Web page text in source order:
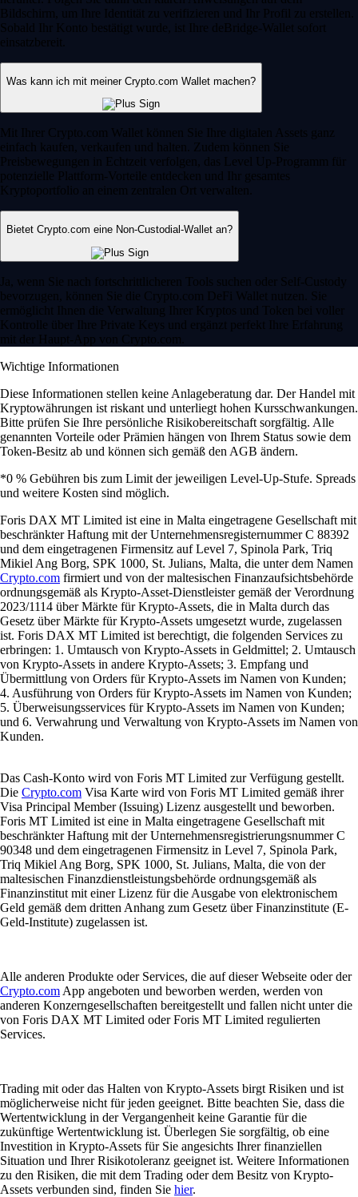
Bildschirm, um Ihre Identität zu verifizieren und Ihr Profil zu erstellen.
Sobald Ihr Konto bestätigt wurde, ist Ihre deBridge-Wallet sofort
einsatzbereit.
Was kann ich mit meiner Crypto.com Wallet machen?
Mit Ihrer Crypto.com Wallet können Sie Ihre digitalen Assets ganz
einfach kaufen, verkaufen und halten. Zudem können Sie
Preisbewegungen in Echtzeit verfolgen, das Level Up-Programm für
potenzielle Plattform-Vorteile entdecken und Ihr gesamtes
Kryptoportfolio an einem zentralen Ort verwalten.
Bietet Crypto.com eine Non-Custodial-Wallet an?
Ja, wenn Sie nach fortschrittlicheren Tools suchen oder Self-Custody
bevorzugen, können Sie die Crypto.com DeFi Wallet nutzen. Sie
ermöglicht Ihnen die Verwaltung Ihrer Kryptos und Token bei voller
Kontrolle über Ihre Private Keys und ergänzt perfekt Ihre Erfahrung
mit der Haupt-App von Crypto.com.
Wichtige Informationen
Diese Informationen stellen keine Anlageberatung dar. Der Handel mit
Kryptowährungen ist riskant und unterliegt hohen Kursschwankungen.
Bitte prüfen Sie Ihre persönliche Risikobereitschaft sorgfältig. Alle
genannten Vorteile oder Prämien hängen von Ihrem Status sowie dem
Token-Besitz ab und können sich gemäß den AGB ändern.
*0 % Gebühren bis zum Limit der jeweiligen Level-Up-Stufe. Spreads
und weitere Kosten sind möglich.
Foris DAX MT Limited ist eine in Malta eingetragene Gesellschaft mit
beschränkter Haftung mit der Unternehmensregisternummer C 88392
und dem eingetragenen Firmensitz auf Level 7, Spinola Park, Triq
Mikiel Ang Borg, SPK 1000, St. Julians, Malta, die unter dem Namen
Crypto.com firmiert und von der maltesischen Finanzaufsichtsbehörde
ordnungsgemäß als Krypto-Asset-Dienstleister gemäß der Verordnung
2023/1114 über Märkte für Krypto-Assets, die in Malta durch das
Gesetz über Märkte für Krypto-Assets umgesetzt wurde, zugelassen
ist. Foris DAX MT Limited ist berechtigt, die folgenden Services zu
erbringen: 1. Umtausch von Krypto-Assets in Geldmittel; 2. Umtausch
von Krypto-Assets in andere Krypto-Assets; 3. Empfang und
Übermittlung von Orders für Krypto-Assets im Namen von Kunden;
4. Ausführung von Orders für Krypto-Assets im Namen von Kunden;
5. Überweisungsservices für Krypto-Assets im Namen von Kunden;
und 6. Verwahrung und Verwaltung von Krypto-Assets im Namen von
Kunden.
Das Cash-Konto wird von Foris MT Limited zur Verfügung gestellt.
Die Crypto.com Visa Karte wird von Foris MT Limited gemäß ihrer
Visa Principal Member (Issuing) Lizenz ausgestellt und beworben.
Foris MT Limited ist eine in Malta eingetragene Gesellschaft mit
beschränkter Haftung mit der Unternehmensregistrierungsnummer C
90348 und dem eingetragenen Firmensitz in Level 7, Spinola Park,
Triq Mikiel Ang Borg, SPK 1000, St. Julians, Malta, die von der
maltesischen Finanzdienstleistungsbehörde ordnungsgemäß als
Finanzinstitut mit einer Lizenz für die Ausgabe von elektronischem
Geld gemäß dem dritten Anhang zum Gesetz über Finanzinstitute (E-
Geld-Institute) zugelassen ist.
Alle anderen Produkte oder Services, die auf dieser Webseite oder der
Crypto.com App angeboten und beworben werden, werden von
anderen Konzerngesellschaften bereitgestellt und fallen nicht unter die
von Foris DAX MT Limited oder Foris MT Limited regulierten
Services.
Trading mit oder das Halten von Krypto-Assets birgt Risiken und ist
möglicherweise nicht für jeden geeignet. Bitte beachten Sie, dass die
Wertentwicklung in der Vergangenheit keine Garantie für die
zukünftige Wertentwicklung ist. Überlegen Sie sorgfältig, ob eine
Investition in Krypto-Assets für Sie angesichts Ihrer finanziellen
Situation und Ihrer Risikotoleranz geeignet ist. Weitere Informationen
zu den Risiken, die mit dem Trading oder dem Besitz von Krypto-
Assets verbunden sind, finden Sie hier.